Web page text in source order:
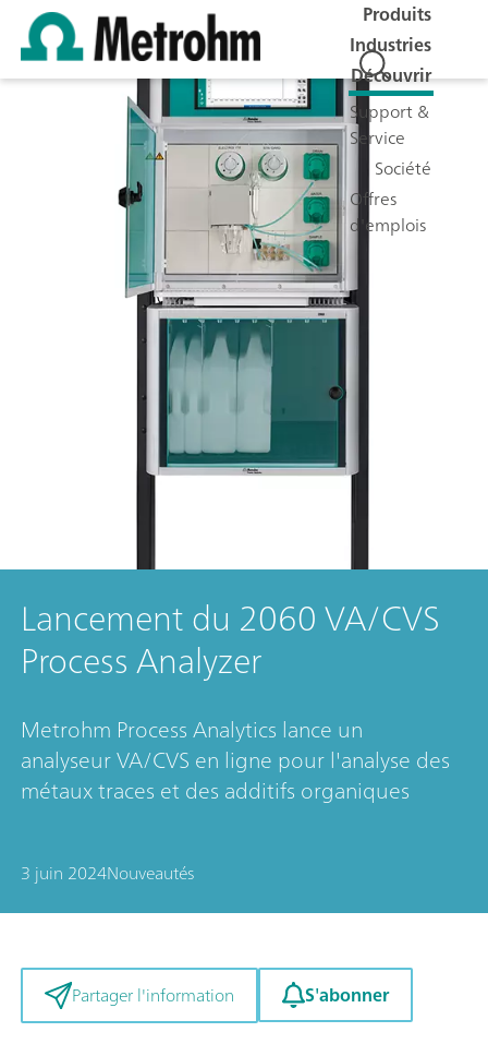
Produits
Industries
Découvrir
Support &
Service
Société
Offres
d'emplois
Lancement du 2060 VA/CVS
Process Analyzer
Metrohm Process Analytics lance un
analyseur VA/CVS en ligne pour l'analyse des
métaux traces et des additifs organiques
3 juin 2024Nouveautés
Partager l'information S'abonner